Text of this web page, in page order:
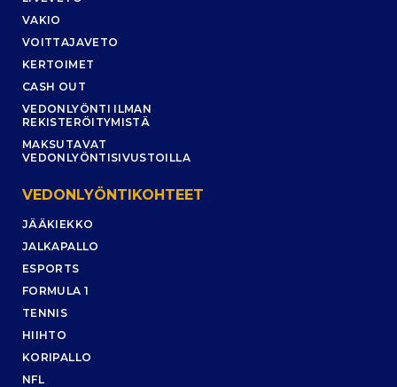
VAKIO
VOITTAJAVETO
KERTOIMET
CASH OUT
VEDONLYÖNTI ILMAN
REKISTERÖITYMISTÄ
MAKSUTAVAT
VEDONLYÖNTISIVUSTOILLA
VEDONLYÖNTIKOHTEET
JÄÄKIEKKO
JALKAPALLO
ESPORTS
FORMULA 1
TENNIS
HIIHTO
KORIPALLO
NFL